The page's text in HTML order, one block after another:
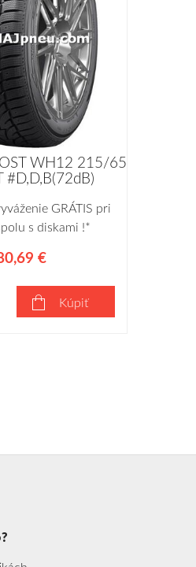
WH12 215/65
#D,D,B(72dB)
GRÁTIS pri
s diskami !*
€
Kúpiť